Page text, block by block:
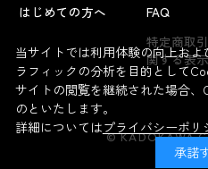
はじめての方へ
FAQ
特定商取
関する表示
© KADOKAWA
当サイトでは利用体験の向上お
ラフィックの分析を目的として
サイトの閲覧を継続された場合
のといたします。
詳細についてはプライバシーポリ
承諾